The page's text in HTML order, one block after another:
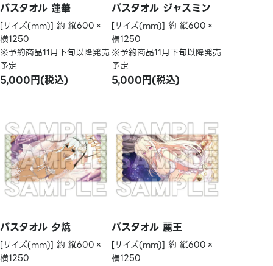
バスタオル 蓮華
[サイズ(mm)] 約 縦600×
横1250
※予約商品11月下旬以降発売
予定
5,000円(税込)
バスタオル ジャスミン
[サイズ(mm)] 約 縦600×
横1250
※予約商品11月下旬以降発売
予定
5,000円(税込)
バスタオル 夕焼
[サイズ(mm)] 約 縦600×
横1250
バスタオル 麗王
[サイズ(mm)] 約 縦600×
横1250